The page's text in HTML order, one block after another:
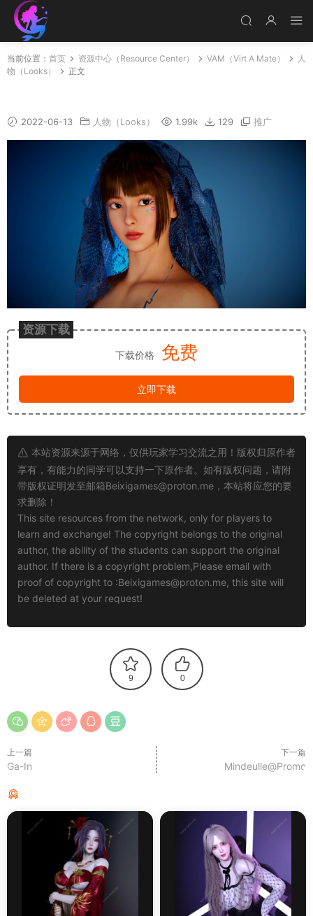
当前位置： 首页 资源中心（Resource Center） VAM（Virt A Mate）
人
物（Looks）
正文
2022-06-13 人物（Looks） 1.99k 129 推广
资源下载
下载价格 免费
立即下载
本站资源来源于网络，仅供玩家学习交流之用！版权归原作者
享有，有能力的同学可以支持一下原作者。如有版权问题，请附
带版权证明发至邮箱Beixigames@proton.me ，本站将应您的要
求删除！
This site resources from the network, only for players to
learn and exchange! The copyright belongs to the original
author, the ability of the students can support the original
author. If there is a copyright problem,Please email with
proof of copyright to :Beixigames@proton.me, this site will
be deleted at your request!
9 0
上一篇
Ga-In
下一篇
Mindeulle@Promo